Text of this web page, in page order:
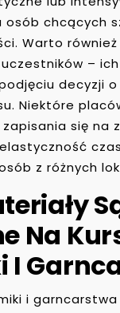
osób chcących
Warto
–
decyzji o
Niektóre
się na
z różnych
Na
I
i